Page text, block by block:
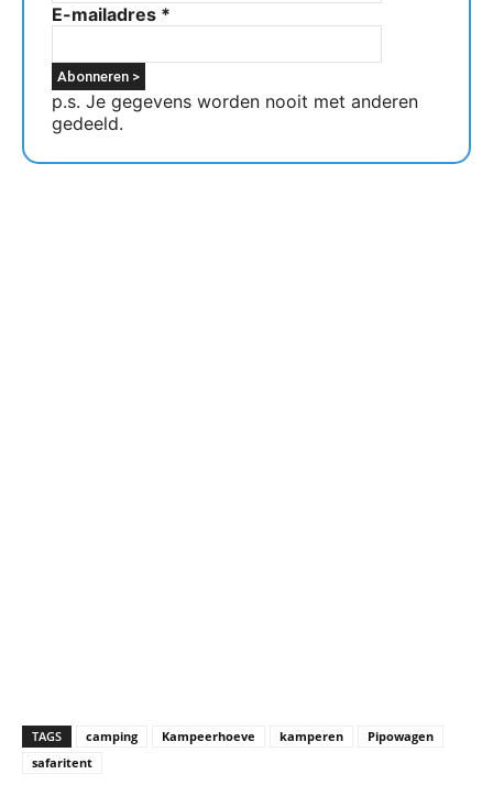
E-mailadres *
p.s. Je gegevens worden nooit met anderen
gedeeld.
TAGS camping Kampeerhoeve kamperen
Pipowagen
safaritent